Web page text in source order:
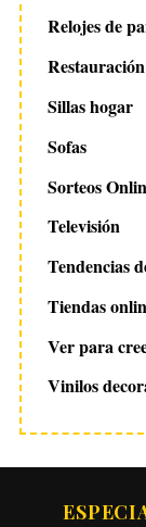
Relojes de
Restauración
Sillas hogar
Sofas
Sorteos
Televisión
Tendencias
Tiendas
Ver para
Vinilos